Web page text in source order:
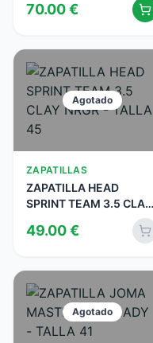
70.00€
Agotado
ZAPATILLAS
ZAPATILLA HEAD
SPRINT TEAM 3.5 CLAY
49.00€
Agotado